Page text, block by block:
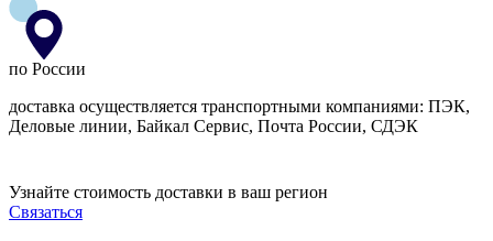
по России
доставка осуществляется транспортными компаниями: ПЭК,
Деловые линии, Байкал Сервис, Почта России, СДЭК
Узнайте стоимость доставки в ваш регион
Связаться